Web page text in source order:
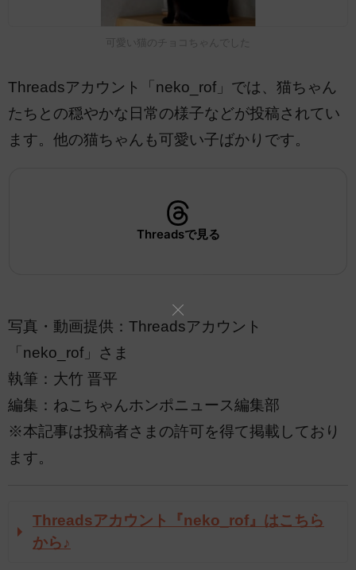
可愛い猫のチョコちゃんでした
Threadsアカウント「neko_rof」では、猫ちゃん
たちとの穏やかな日常の様子などが投稿されてい
ます。他の猫ちゃんも可愛い子ばかりです。
Threadsで見る
写真・動画提供：Threadsアカウント
「neko_rof」さま
執筆：大竹 晋平
編集：ねこちゃんホンポニュース編集部
※本記事は投稿者さまの許可を得て掲載しており
ます。
Threadsアカウント『neko_rof』はこちら
から♪